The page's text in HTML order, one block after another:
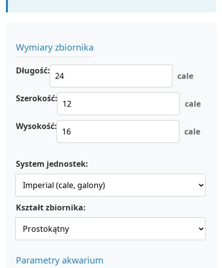
Wymiary zbiornika
Długość: cale
Szerokość: cale
Wysokość: cale
System jednostek:
Kształt zbiornika:
Parametry akwarium